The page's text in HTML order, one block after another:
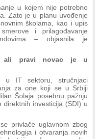
u kojem nije potrebno
Zato je u planu uvođenje
školama, kao i upis
i prilagođavanje
– objasnila je
ali pravi novac je u
u IT sektoru, stručnjaci
za one koji se u Srbiji
Šolaja posebnu pažnju
direktnih investicija (SDI) u
privlače uglavnom zbog
i otvaranja novih